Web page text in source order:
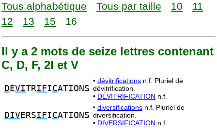
Tous alphabétique Tous par taille 10
11
12
13 15 16
Il y a 2 mots de seize lettres contenant
C, D, F, 2I et V
D EVITRIFICATIONS
• dévitrifications n.f. Pluriel de
dévitrification.
• DÉVITRIFICATION n.f.
DIVERSIFICATIONS
• diversifications n.f. Pluriel de
diversification.
• DIVERSIFICATION n.f.